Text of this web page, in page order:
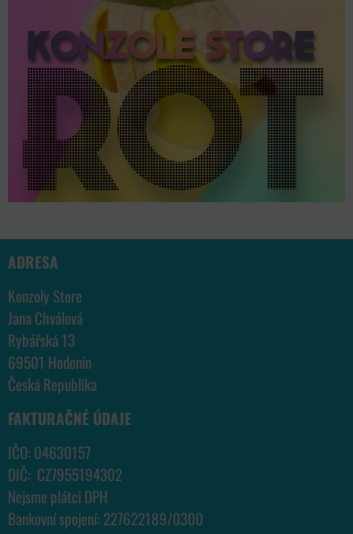
ADRESA
Konzoly Store
Jana Chválová
Rybářská 13
69501 Hodonín
Česká Republika
FAKTURAČNÉ ÚDAJE
IČO: 04630157
DIČ: CZ7955194302
Nejsme plátci DPH
Bankovní spojení: 227622189/0300